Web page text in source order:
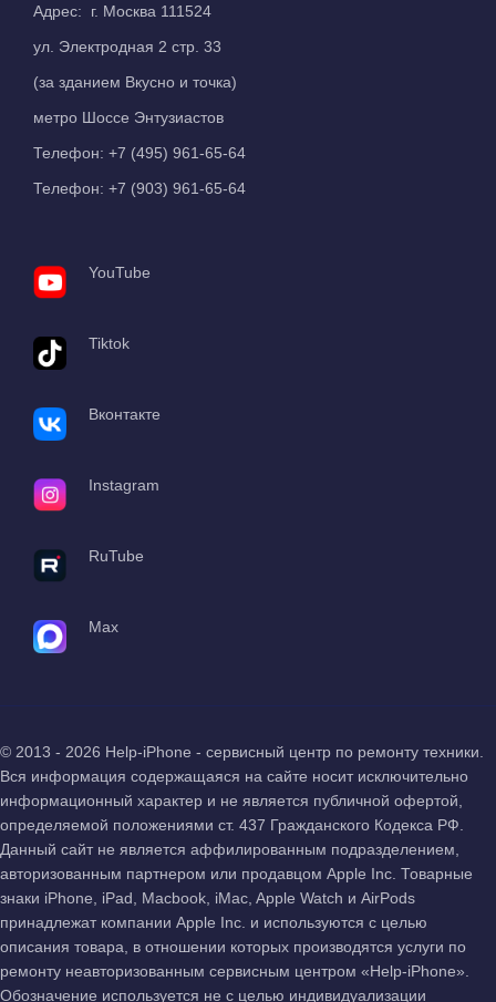
Адрес: г. Москва 111524
ул. Электродная 2 стр. 33
(за зданием Вкусно и точка)
метро Шоссе Энтузиастов
Телефон: +7 (495) 961-65-64
Телефон: +7 (903) 961-65-64
YouTube
Tiktok
Вконтакте
Instagram
RuTube
Max
© 2013 - 2026 Help-iPhone - сервисный центр по ремонту техники.
Вся информация содержащаяся на сайте носит исключительно
информационный характер и не является публичной офертой,
определяемой положениями ст. 437 Гражданского Кодекса РФ.
Данный сайт не является аффилированным подразделением,
авторизованным партнером или продавцом Apple Inc. Товарные
знаки iPhone, iPad, Macbook, iMac, Apple Watch и AirPods
принадлежат компании Apple Inc. и используются с целью
описания товара, в отношении которых производятся услуги по
ремонту неавторизованным сервисным центром «Help-iPhone».
Обозначение используется не с целью индивидуализации